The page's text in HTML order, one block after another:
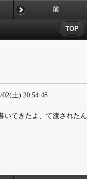
TOP
前
02(土) 20:54:48
いてきたよ、て渡されたん